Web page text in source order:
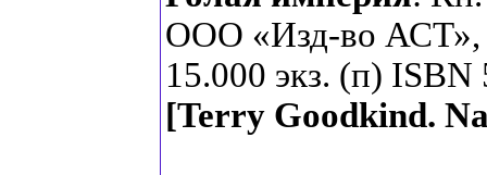
ООО «Изд-во АСТ»,
15.000 экз. (п)
[Terry Goodkind.